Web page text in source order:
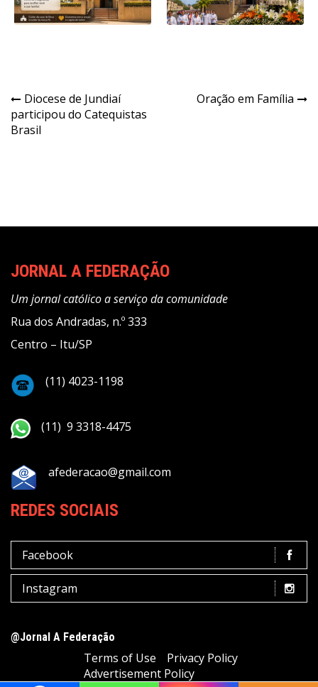
Navegação
de
Diocese de Jundiaí
participou do Catequistas
Brasil
Oração em Família
JORNAL A FEDERAÇÃO
Um jornal católico a serviço da comunidade
Rua dos Andradas, n.º 333
Centro – Itu/SP
(11) 4023-1198
(11) 9 3318-4475
afederacao@gmail.com
REDES SOCIAIS
Facebook
Instagram
@Jornal A Federação
Terms of Use
Privacy Policy
Advertisement Policy